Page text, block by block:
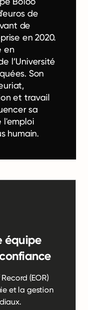
de
de
en 2020.
en
l’Université
Son
et travail
sa
l'emploi
humain.
équipe
(EOR)
et la gestion